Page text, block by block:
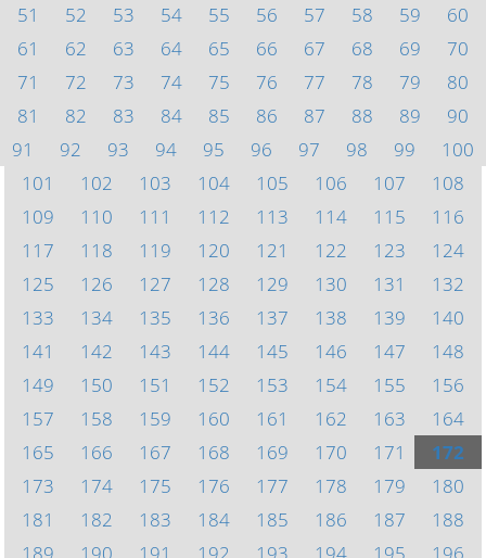
51
52 53 54 55 56 57 58 59
60
61
62 63 64 65 66 67 68 69
70
71
72 73 74 75 76 77 78 79
80
81
82 83 84 85 86 87 88 89
90
91
92 93 94 95 96 97 98 99
100
101
102 103 104 105 106 107
108
109
110 111 112 113 114 115
116
117
118 119 120 121 122 123
124
125
126 127 128 129 130 131
132
133
134 135 136 137 138 139
140
141
142 143 144 145 146 147
148
149
150 151 152 153 154 155
156
157
158 159 160 161 162 163
164
165
166 167 168 169 170 171
172
173
174 175 176 177 178 179
180
181
182 183 184 185 186 187
188